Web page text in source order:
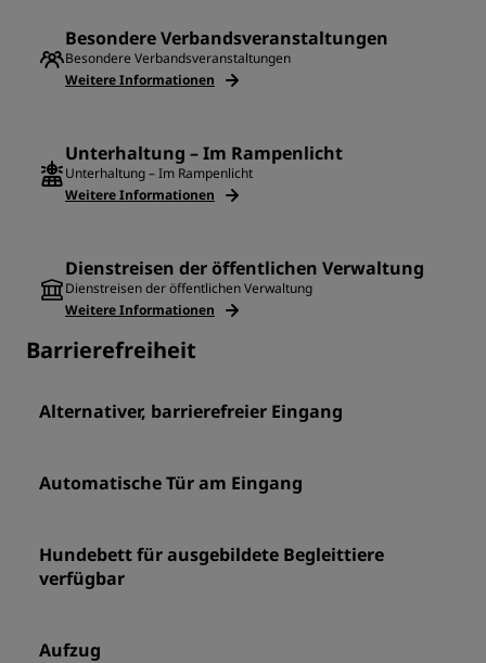
Besondere Verbandsveranstaltungen
Besondere Verbandsveranstaltungen
Weitere Informationen
Unterhaltung – Im Rampenlicht
Unterhaltung – Im Rampenlicht
Weitere Informationen
Dienstreisen der öffentlichen Verwaltung
Dienstreisen der öffentlichen Verwaltung
Weitere Informationen
Barrierefreiheit
Alternativer, barrierefreier Eingang
Automatische Tür am Eingang
Hundebett für ausgebildete Begleittiere
verfügbar
Aufzug